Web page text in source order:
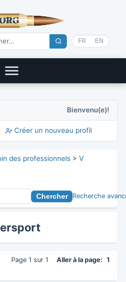
FR EN
Bienvenu(e)!
Créer un nouveau profil
des professionnels > V
Recherche
Page 1 sur 1 Aller à la page: 1